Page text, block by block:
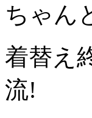
ちゃん
着替え
流!